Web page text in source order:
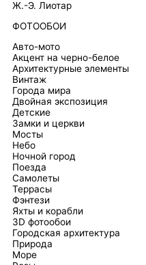
Ж.-Э. Лиотар
ФОТООБОИ
Авто-мото
Акцент на черно-белое
Архитектурные элементы
Винтаж
Города мира
Двойная экспозиция
Детские
Замки и церкви
Мосты
Небо
Ночной город
Поезда
Самолеты
Террасы
Фэнтези
Яхты и корабли
3D фотообои
Городская архитектура
Природа
Море